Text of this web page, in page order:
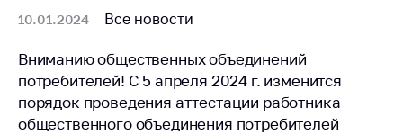
10.01.2024 Все новости
Вниманию общественных объединений
потребителей! С 5 апреля 2024 г. изменится
порядок проведения аттестации работника
общественного объединения потребителей